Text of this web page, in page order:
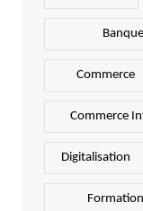
Commerce
Commerce
Digitalisation
Formation